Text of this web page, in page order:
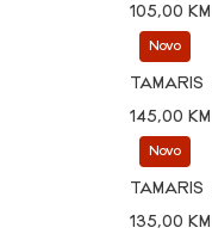
105,00 KM
Novo
TAMARIS
145,00 KM
Novo
TAMARIS
135,00 KM